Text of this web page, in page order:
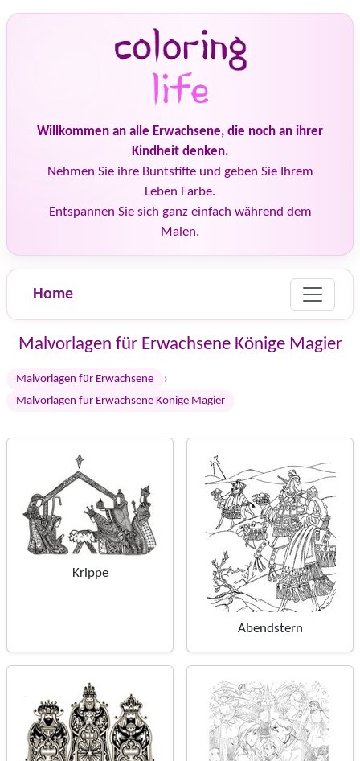
Willkommen an alle Erwachsene, die noch an ihrer
Kindheit denken.
Nehmen Sie ihre Buntstifte und geben Sie Ihrem
Leben Farbe.
Entspannen Sie sich ganz einfach während dem
Malen.
Home
Malvorlagen für Erwachsene Könige Magier
Malvorlagen für Erwachsene ›
Malvorlagen für Erwachsene Könige Magier
Krippe
Abendstern